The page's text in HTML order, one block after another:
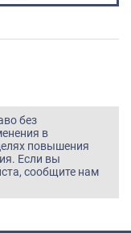
без
в
повышения
Если вы
сообщите нам